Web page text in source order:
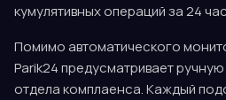
кумулятивных операций за 24
Помимо автоматического
Parik24 предусматривает
отдела комплаенса. Каждый